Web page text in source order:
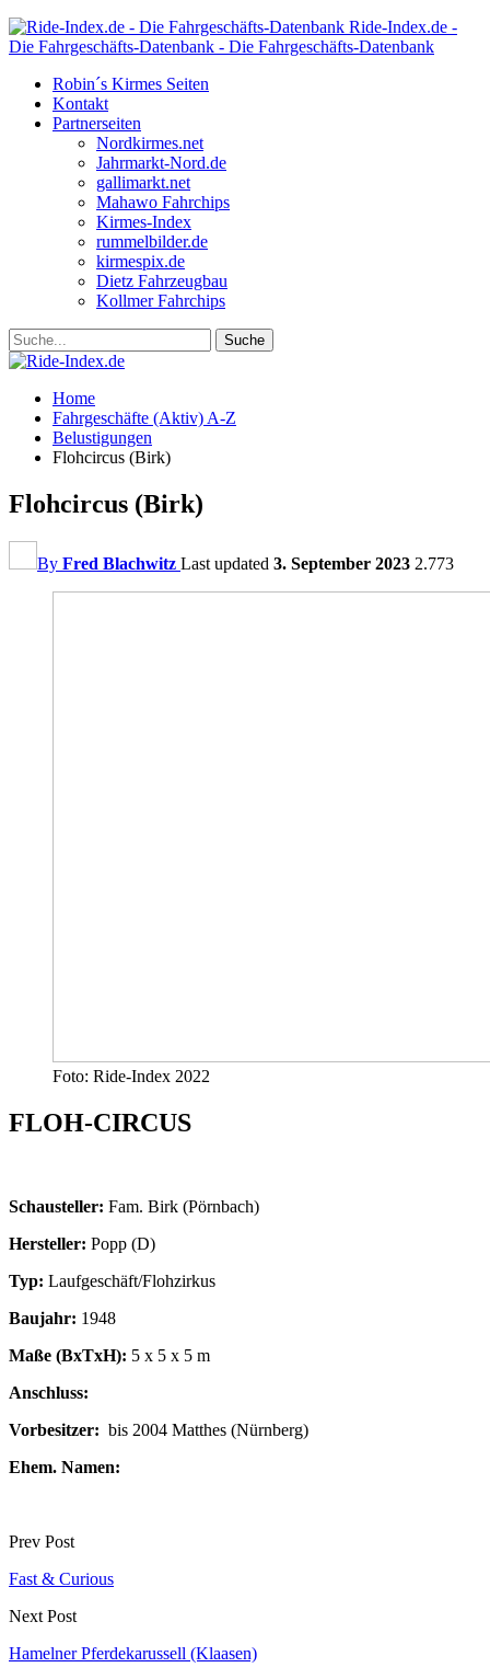
Ride-Index.de -
Die Fahrgeschäfts-Datenbank - Die Fahrgeschäfts-Datenbank
Robin´s Kirmes Seiten
Kontakt
Partnerseiten
Nordkirmes.net
Jahrmarkt-Nord.de
gallimarkt.net
Mahawo Fahrchips
Kirmes-Index
rummelbilder.de
kirmespix.de
Dietz Fahrzeugbau
Kollmer Fahrchips
Home
Fahrgeschäfte (Aktiv) A-Z
Belustigungen
Flohcircus (Birk)
Flohcircus (Birk)
By Fred Blachwitz Last updated 3. September 2023 2.773
Foto: Ride-Index 2022
FLOH-CIRCUS
Schausteller: Fam. Birk (Pörnbach)
Hersteller: Popp (D)
Typ: Laufgeschäft/Flohzirkus
Baujahr: 1948
Maße (BxTxH): 5 x 5 x 5 m
Anschluss:
Vorbesitzer: bis 2004 Matthes (Nürnberg)
Ehem. Namen:
Prev Post
Fast & Curious
Next Post
Hamelner Pferdekarussell (Klaasen)